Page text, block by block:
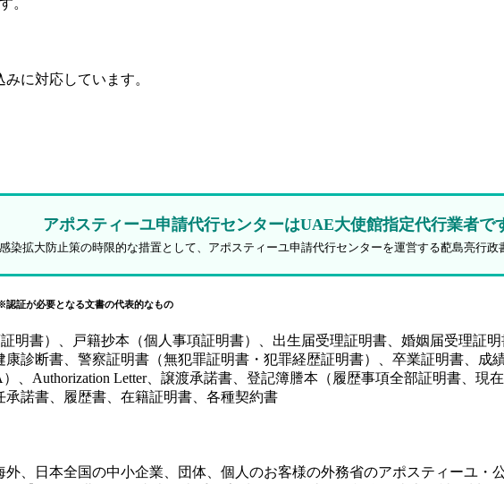
。
に対応しています。
アポスティーユ申請代行センターはUAE大使館指定代行業者で
拡大防止策の時限的な措置として、アポスティーユ申請代行センターを運営する蓜島亮行政
認証が必要となる文書の代表的なもの
明書）、戸籍抄本（個人事項証明書）、出生届受理証明書、婚姻届受理証
診断書、警察証明書（無犯罪証明書・犯罪経歴証明書）、卒業証明書、成
）、Authorization Letter、譲渡承諾書、登記簿謄本（履歴事項全部証明書、
諾書、履歴書、在籍証明書、各種契約書
、日本全国の中小企業、団体、個人のお客様の外務省のアポスティーユ・